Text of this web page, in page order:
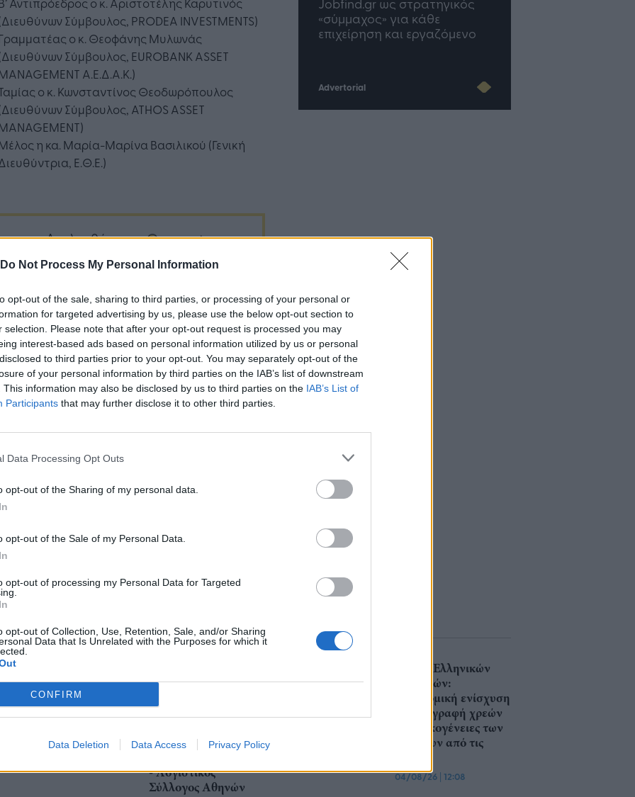
Do Not Process My Personal Information
opt-out of the sale, sharing to third parties, or processing of your personal or
for targeted advertising by us, please use the below opt-out section to
selection. Please note that after your opt-out request is processed you may
interest-based ads based on personal information utilized by us or personal
to third parties prior to your opt-out. You may separately opt-out of the
of your personal information by third parties on the IAB’s list of downstream
This information may also be disclosed by us to third parties on the IAB’s List of
Participants that may further disclose it to other third parties.
Data Processing Opt Outs
opt-out of the Sharing of my personal data.
opt-out of the Sale of my Personal Data.
opt-out of processing my Personal Data for Targeted
opt-out of Collection, Use, Retention, Sale, and/or Sharing
Data that Is Unrelated with the Purposes for which it
CONFIRM
Data Deletion Data Access Privacy Policy
Σύμβουλος, PRODEA INVESTMENTS)
ο κ. Θεοφάνης Μυλωνάς
Σύμβουλος, EUROBANK ASSET
Α.Ε.Δ.Α.Κ.)
ο κ. Κωνσταντίνος Θεοδωρόπουλος
Σύμβουλος, ATHOS ASSET
η κα. Μαρία-Μαρίνα Βασιλικού (Γενική
Ε.Θ.Ε.)
Ακολουθήστε το στο
όλα τα επιχειρηματικά νέα
Δείτε όλες τις τελευταίες
επιχειρηματικέςΕιδήσεις από την
Ελλάδα και τον κόσμο στο
επιχείρησης
«σύμμαχος» για κάθε
επιχείρηση και εργαζόμενο
Advertorial
υποχρεωτική
τιμολόγηση μέσω
Βιοτεχνικό
- Λογιστικός
Σύλλογος Αθηνών
Ένωση Ελληνικών
Τραπεζών:
Οικονομική ενίσχυση
και διαγραφή χρεών
στις οικογένειες των
θυμάτων από τις
04/08/26 | 12:08